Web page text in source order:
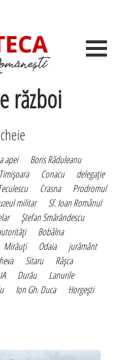
război
apei
Boris Răduleanu
Timişoara Conacu
delegaţie
Crasna
Prodromul
militar
Sf. Ioan Românul
Ştefan Smărăndescu
Bobâlna
Mirăuţi Odaia
jurământ
Sitaru
Râşca
Durău
Lanurile
Ion Gh. Duca
Horgeşti